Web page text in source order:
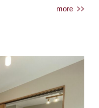
more